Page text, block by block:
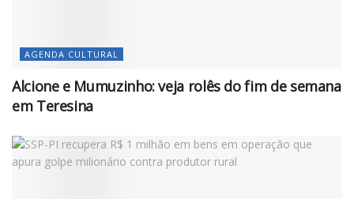
AGENDA CULTURAL
Alcione e Mumuzinho: veja rolês do fim de semana
em Teresina